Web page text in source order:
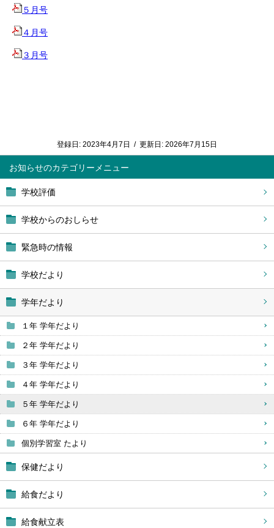
お知らせ
学校評価
学校からのおしらせ
緊急時の情報
学校だより
学年だより
１年 学年だより
２年 学年だより
３年 学年だより
４年 学年だより
５年 学年だより
６年 学年だより
個別学習室 たより
保健だより
給食だより
給食献立表
５月号
４月号
３月号
登録日: 2023年4月7日 / 更新日: 2026年7月15日